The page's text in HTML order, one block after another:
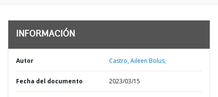
INFORMACIÓN
Autor Castro, Aileen Bolus;
Fecha del documento 2023/03/15